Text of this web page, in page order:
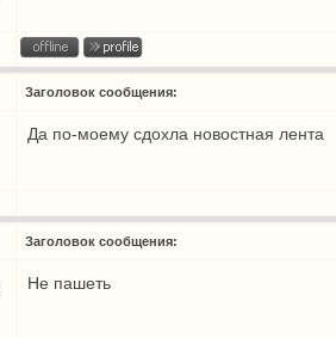
Заголовок сообщения:
Да по-моему сдохла новостная лента
Заголовок сообщения:
Не пашеть